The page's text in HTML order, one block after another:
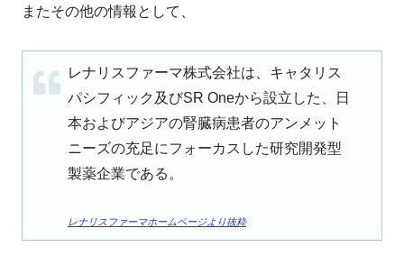
またその他の情報として、
レナリスファーマ株式会社は、キャタリス
パシフィック及びSR Oneから設立した、日
本およびアジアの腎臓病患者のアンメット
ニーズの充足にフォーカスした研究開発型
製薬企業である。
レナリスファーマホームページより抜粋